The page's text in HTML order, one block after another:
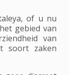
of u nu
gebied van
van
soort zaken